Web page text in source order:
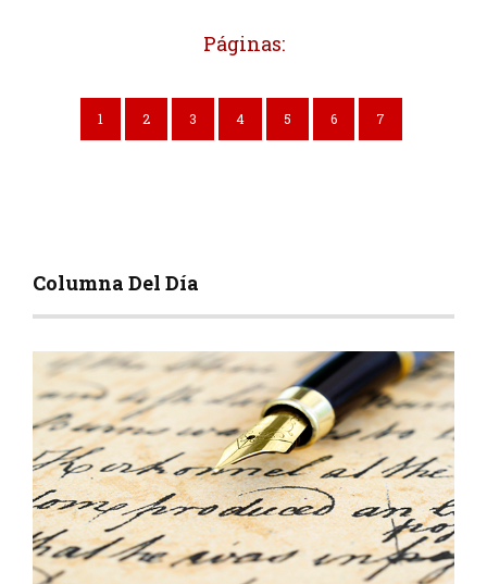
Páginas:
1 2 3 4 5 6 7
Columna Del Día